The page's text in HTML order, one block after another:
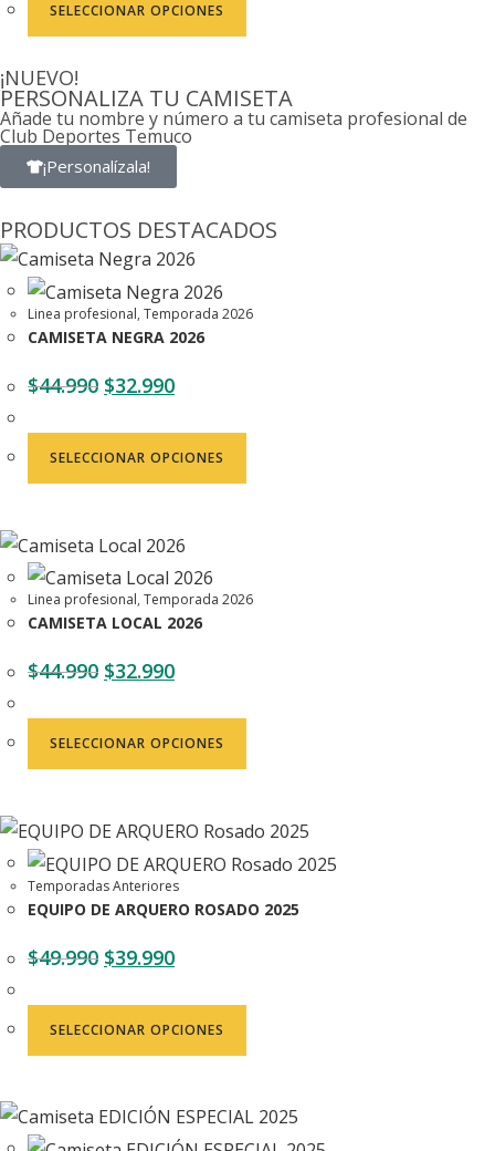
SELECCIONAR OPCIONES
¡NUEVO!
PERSONALIZA TU CAMISETA
Añade tu nombre y número a tu camiseta profesional de
Club Deportes Temuco
¡Personalízala!
PRODUCTOS DESTACADOS
Linea profesional, Temporada 2026
CAMISETA NEGRA 2026
$44.990 $32.990
SELECCIONAR OPCIONES
Linea profesional, Temporada 2026
CAMISETA LOCAL 2026
$44.990 $32.990
SELECCIONAR OPCIONES
Temporadas Anteriores
EQUIPO DE ARQUERO ROSADO 2025
$49.990 $39.990
SELECCIONAR OPCIONES